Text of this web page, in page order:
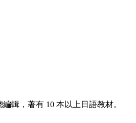
輯，著有 10 本以上日語教材。